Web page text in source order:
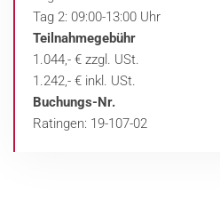
Tag 2: 09:00-13:00 Uhr
Teilnahmegebühr
1.044,- € zzgl. USt.
1.242,- € inkl. USt.
Buchungs-Nr.
Ratingen: 19-107-02